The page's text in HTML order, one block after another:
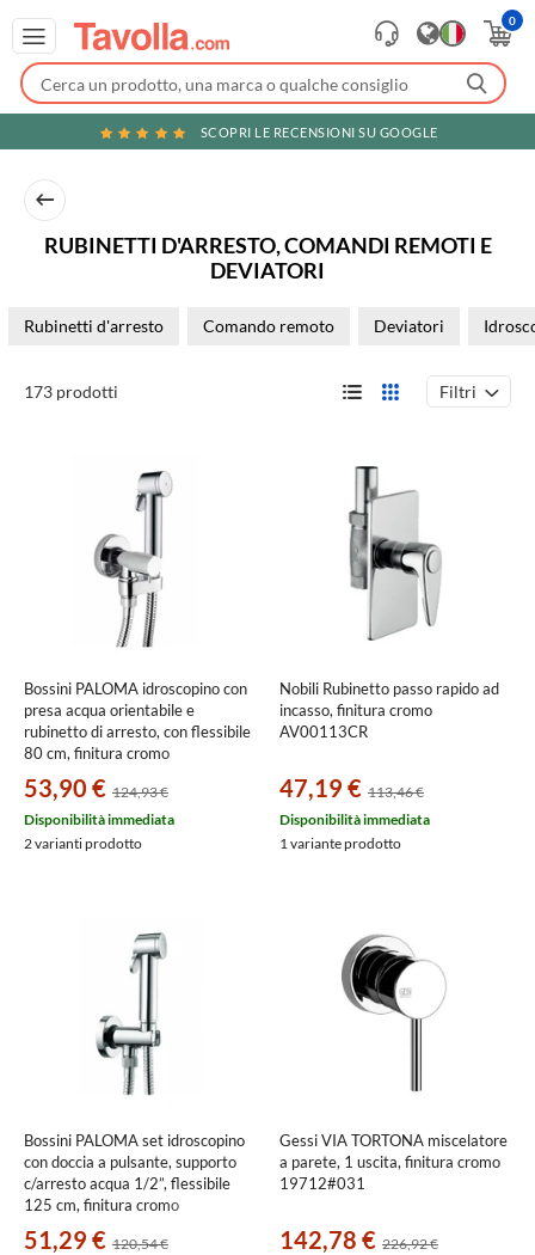
0
SCOPRI LE RECENSIONI SU GOOGLE
RUBINETTI D'ARRESTO, COMANDI REMOTI E
DEVIATORI
Rubinetti d'arresto Comando remoto Deviatori
173 prodotti Filtri
Bossini PALOMA idroscopino con
presa acqua orientabile e
rubinetto di arresto, con flessibile
80 cm, finitura cromo
53,90 € 124,93 €
Disponibilità immediata
2 varianti prodotto
Nobili Rubinetto passo rapido ad
incasso, finitura cromo
AV00113CR
47,19 € 113,46 €
Disponibilità immediata
1 variante prodotto
Bossini PALOMA set idroscopino
con doccia a pulsante, supporto
c/arresto acqua 1/2”, flessibile
125 cm, finitura cromo
51,29 € 120,54 €
Gessi VIA TORTONA miscelatore
a parete, 1 uscita, finitura cromo
19712#031
142,78 € 226,92 €